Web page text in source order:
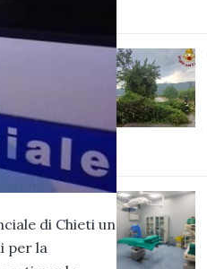
di Chieti un
per la